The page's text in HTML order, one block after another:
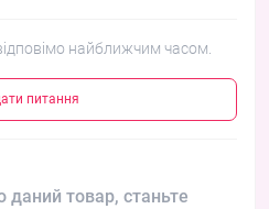
найближчим часом.
питання
даний товар, станьте